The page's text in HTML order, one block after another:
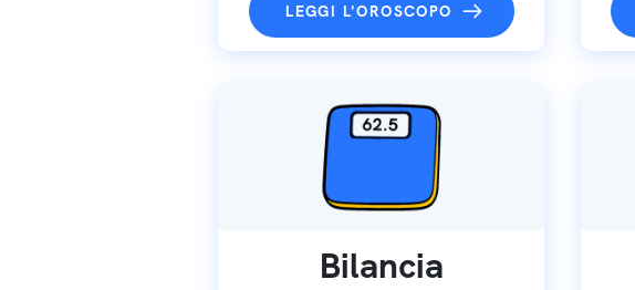
LEGGI L'OROSCOPO
Bilancia